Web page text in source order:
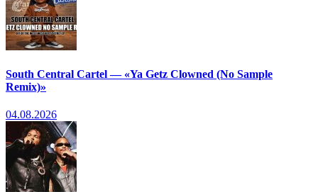
South Central Cartel — «Ya Getz Clowned (No Sample
Remix)»
04.08.2026